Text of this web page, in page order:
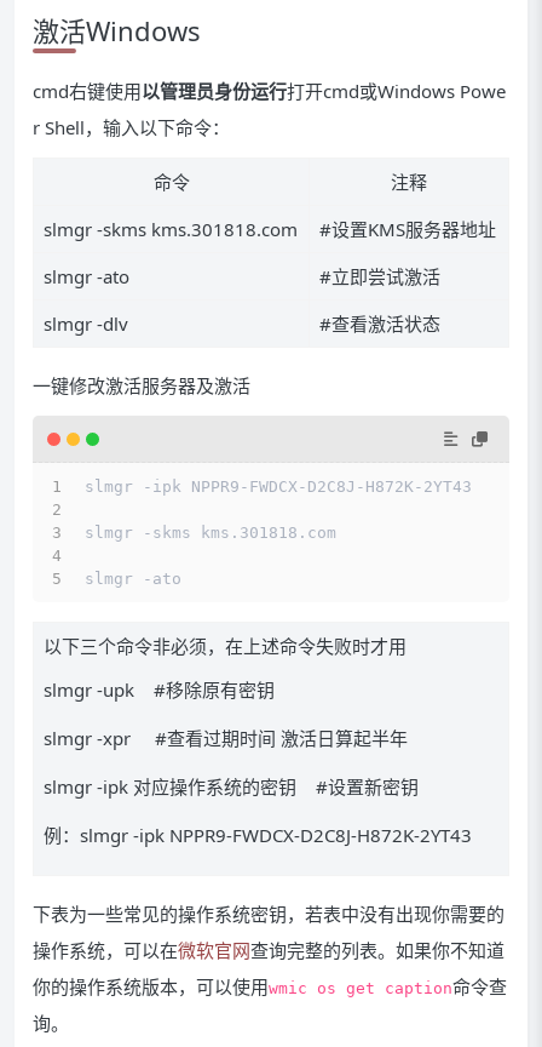
激活Windows
cmd右键使用以管理员身份运行打开cmd或Windows Powe
r Shell，输入以下命令：
命令
注释
slmgr -skms kms.301818.com
#设置KMS服务器地址
slmgr -ato
#立即尝试激活
slmgr -dlv
#查看激活状态
一键修改激活服务器及激活
slmgr -ipk NPPR9-FWDCX-D2C8J-H872K-2YT43
slmgr -skms kms.301818.com
slmgr -ato
以下三个命令非必须，在上述命令失败时才用
slmgr -upk #移除原有密钥
slmgr -xpr #查看过期时间 激活日算起半年
slmgr -ipk 对应操作系统的密钥 #设置新密钥
例：slmgr -ipk NPPR9-FWDCX-D2C8J-H872K-2YT43
下表为一些常见的操作系统密钥，若表中没有出现你需要的
操作系统，可以在微软官网查询完整的列表。如果你不知道
你的操作系统版本，可以使用wmic os get caption命令查
询。